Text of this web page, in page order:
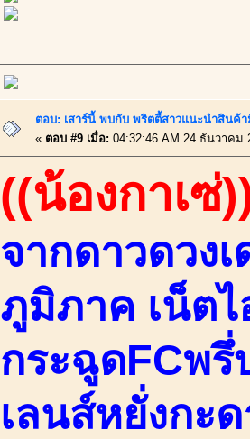
ตอบ: เสาร์นี้ พบกับ พริตตี้สาวแนะนำสินค้
« ตอบ #9 เมื่อ: 04:32:46 AM 24 ธันวาคม
((น้องกาเซ่
จากดาวดวง
ภูมิภาค เน็ต
กระฉูดFCพ
เลนส์หยั่งกะ